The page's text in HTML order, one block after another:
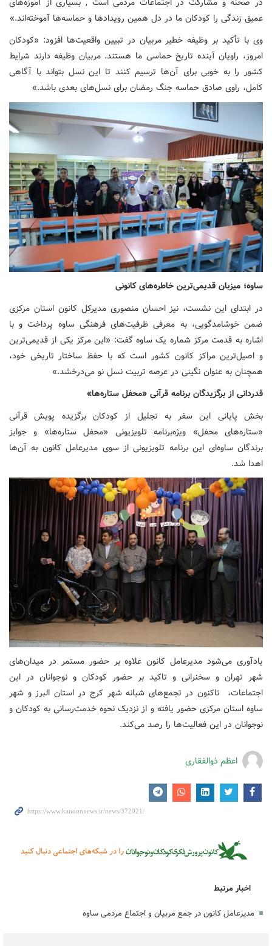
عمیق زندگی را کودکان ما در دل همین رویدادها و حماسه‌ها آموخته‌اند.»
وی با تأکید بر وظیفه خطیر مربیان در تبیین واقعیت‌ها افزود: «کودکان
امروز، راویان آینده تاریخ حماسی ما هستند. مربیان وظیفه دارند شرایط
کشور را به خوبی برای آن‌ها ترسیم کنند تا این نسل بتواند با آگاهی
کامل، راوی صادق حماسه جنگ رمضان برای نسل‌های بعدی باشد.»
ساوه؛ میزبان قدیمی‌ترین خاطره‌های کانونی
در ابتدای این نشست، نیز احسان منصوری مدیرکل کانون استان مرکزی
ضمن خوشامدگویی، به معرفی ظرفیت‌های فرهنگی ساوه پرداخت و با
اشاره به قدمت مرکز شماره یک ساوه گفت: «این مرکز یکی از قدیمی‌ترین
و اصیل‌ترین مراکز کانون کشور است که با حفظ ساختار تاریخی خود،
همچنان به عنوان نگینی در عرصه تربیت نسل نو می‌درخشد.»
قدردانی از برگزیدگان برنامه قرآنی «محفل ستاره‌ها»
بخش پایانی این سفر به تجلیل از کودکان برگزیده پویش قرآنی
«ستاره‌های محفل» ویژه‌برنامه تلویزیونی «محفل ستاره‌ها» و جوایز
برندگان ساوه‌ای این برنامه تلویزیونی از سوی مدیرعامل کانون به آن‌ها
اهدا شد.
یادآوری می‌شود مدیرعامل کانون علاوه بر حضور مستمر در میدان‌های
شهر تهران و سخنرانی و تاکید بر حضور کودکان و نوجوانان در این
اجتماعات، تاکنون در تجمع‌های شبانه شهر کرج در استان البرز و شهر
ساوه استان مرکزی حضور یافته و از نزدیک نحوه خدمت‌رسانی به کودکان و
نوجوانان در این فعالیت‌ها را رصد می‌کند.
اعظم ذوالفقاری
اخبار مرتبط
مدیرعامل کانون در جمع مربیان و اجتماع مردمی ساوه